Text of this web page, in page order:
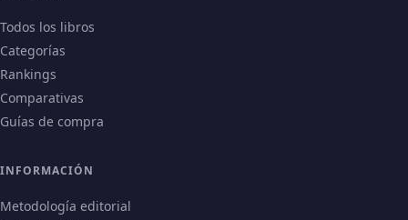
Todos los libros
Categorías
Rankings
Comparativas
Guías de compra
INFORMACIÓN
Metodología editorial